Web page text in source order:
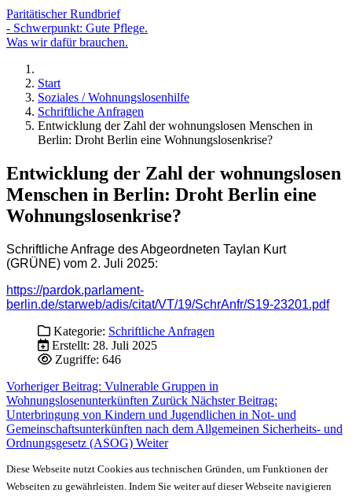
Paritätischer Rundbrief
- Schwerpunkt: Gute Pflege.
Was wir dafür brauchen.
Start
Soziales / Wohnungslosenhilfe
Schriftliche Anfragen
Entwicklung der Zahl der wohnungslosen Menschen in
Berlin: Droht Berlin eine Wohnungslosenkrise?
Entwicklung der Zahl der wohnungslosen
Menschen in Berlin: Droht Berlin eine
Wohnungslosenkrise?
Schriftliche Anfrage des Abgeordneten Taylan Kurt
(GRÜNE) vom 2. Juli 2025:
https://pardok.parlament-
berlin.de/starweb/adis/citat/VT/19/SchrAnfr/S19-23201.pdf
Kategorie: Schriftliche Anfragen
Erstellt: 28. Juli 2025
Zugriffe: 646
Vorheriger Beitrag: Vulnerable Gruppen in
Wohnungslosenunterkünften Zurück Nächster Beitrag:
Unterbringung von Kindern und Jugendlichen in Not- und
Gemeinschaftsunterkünften nach dem Allgemeinen Sicherheits- und
Ordnungsgesetz (ASOG) Weiter
Diese Webseite nutzt Cookies aus technischen Gründen, um Funktionen der
Webseiten zu gewährleisten. Indem Sie weiter auf dieser Webseite navigieren